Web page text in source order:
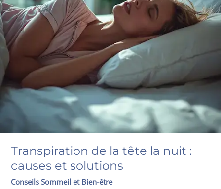
Transpiration de la tête la nuit :
causes et solutions
Conseils Sommeil et Bien-être